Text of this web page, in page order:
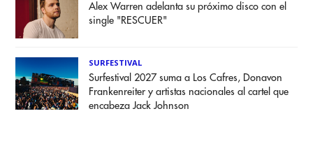
Alex Warren adelanta su próximo disco con el
single "RESCUER"
SURFESTIVAL
Surfestival 2027 suma a Los Cafres, Donavon
Frankenreiter y artistas nacionales al cartel que
encabeza Jack Johnson